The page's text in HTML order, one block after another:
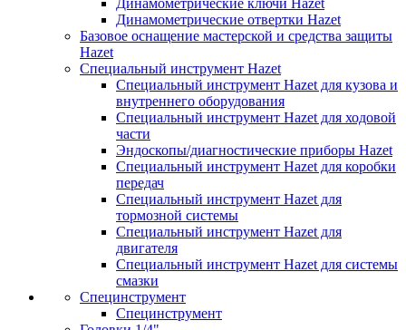
Динамометрические ключи Hazet
Динамометрические отвертки Hazet
Базовое оснащение мастерской и средства защиты
Hazet
Специальный инструмент Hazet
Специальный инструмент Hazet для кузова и
внутреннего оборудования
Специальный инструмент Hazet для ходовой
части
Эндоскопы/диагностические приборы Hazet
Специальный инструмент Hazet для коробки
передач
Специальный инструмент Hazet для
тормозной системы
Специальный инструмент Hazet для
двигателя
Специальный инструмент Hazet для системы
смазки
Специнструмент
Специнструмент